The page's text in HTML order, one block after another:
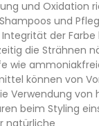
und Oxidation
und
der Farbe
die Strähnen
wie
können von
Verwendung von
beim Styling
natürliche